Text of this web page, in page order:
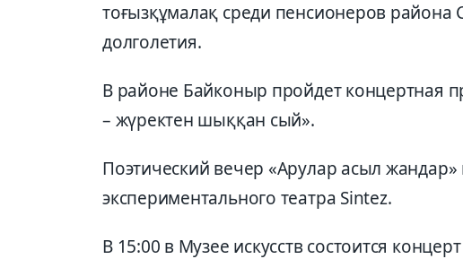
тоғызқұмалақ среди пенсионеров
долголетия.
В районе Байконыр пройдет концертная
– жүректен шыққан сый».
Поэтический вечер «Арулар асыл
экспериментального театра Sintez.
В 15:00 в Музее искусств состоится